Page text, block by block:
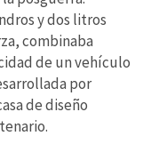
y dos litros
combinaba
de un vehículo
por
de diseño